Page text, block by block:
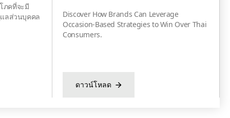
ภคที่จะมี
ลส่วนบุคคล
Discover How Brands Can Leverage
Occasion-Based Strategies to Win Over Thai
Consumers.
ดาวน์โหลด